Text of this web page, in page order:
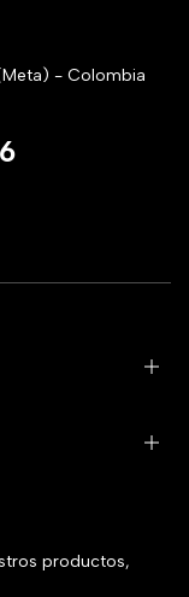
- Colombia
productos,